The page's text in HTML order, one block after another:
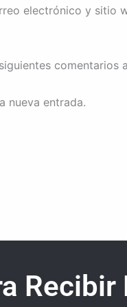
electrónico y sitio
comentarios
nueva entrada.